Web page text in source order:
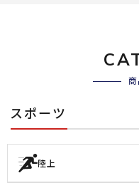
商
スポーツ
陸上